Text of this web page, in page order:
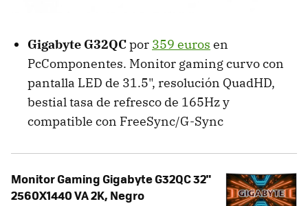
Gigabyte G32QCpor 359 euros en
PcComponentes. Monitor gaming curvo con
pantalla LED de 31.5", resolución QuadHD,
bestial tasa de refresco de 165Hz y
compatible con FreeSync/G-Sync
Monitor Gaming Gigabyte G32QC 32"
2560X1440 VA 2K, Negro